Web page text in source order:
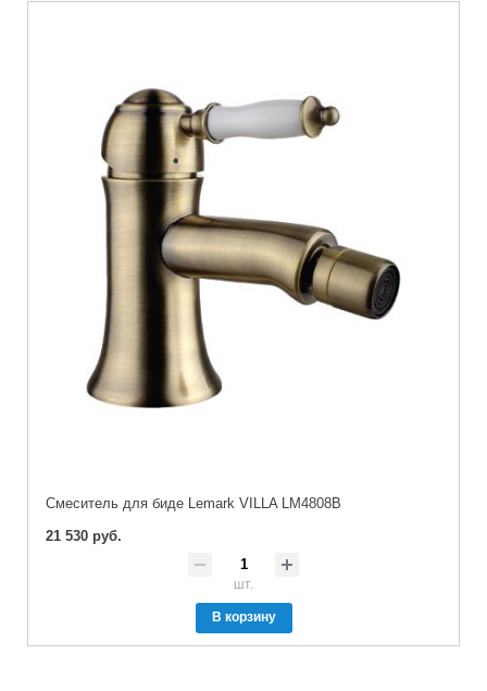
Cмеситель для биде Lemark VILLA LM4808B
21 530 руб.
шт.
В корзину